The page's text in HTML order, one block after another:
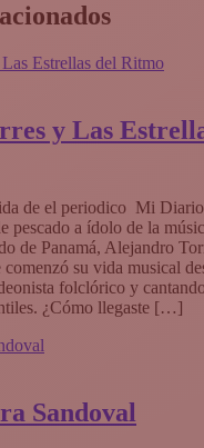
y Las
de el periodico Mi
pescado a ídolo de la
de Panamá, Alejandro
su vida musical
folclórico y
¿Cómo llegaste […]
Sandoval